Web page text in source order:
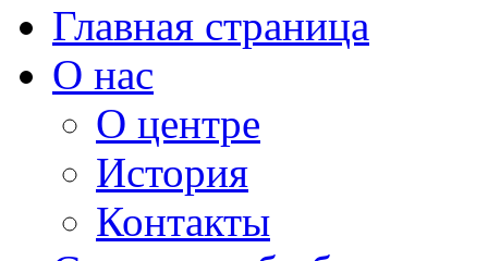
Главная страница
О нас
О центре
История
Контакты